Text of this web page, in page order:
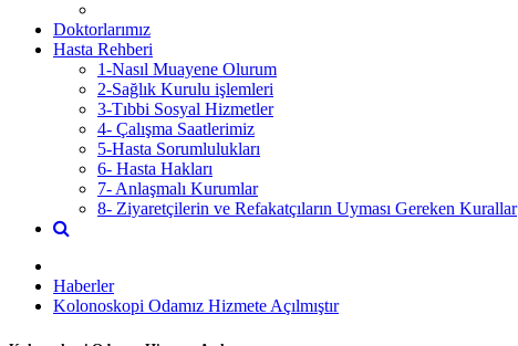
Doktorlarımız
Hasta Rehberi
1-Nasıl Muayene Olurum
2-Sağlık Kurulu işlemleri
3-Tıbbi Sosyal Hizmetler
4- Çalışma Saatlerimiz
5-Hasta Sorumlulukları
6- Hasta Hakları
7- Anlaşmalı Kurumlar
8- Ziyaretçilerin ve Refakatçıların Uyması Gereken Kurallar
Haberler
Kolonoskopi Odamız Hizmete Açılmıştır